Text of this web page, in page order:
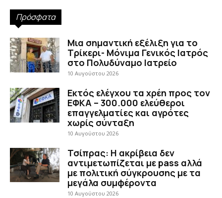
Πρόσφατα
Μια σημαντική εξέλιξη για το
Τρίκερι- Μόνιμα Γενικός Ιατρός
στο Πολυδύναμο Ιατρείο
10 Αυγούστου 2026
Εκτός ελέγχου τα χρέη προς τον
ΕΦΚΑ – 300.000 ελεύθεροι
επαγγελματίες και αγρότες
χωρίς σύνταξη
10 Αυγούστου 2026
Τσίπρας: Η ακρίβεια δεν
αντιμετωπίζεται με pass αλλά
με πολιτική σύγκρουσης με τα
μεγάλα συμφέροντα
10 Αυγούστου 2026